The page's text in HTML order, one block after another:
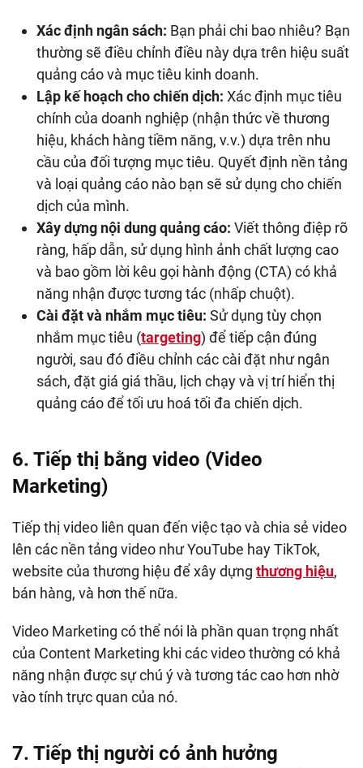
Xác định ngân sách: Bạn phải chi bao nhiêu? Bạn
thường sẽ điều chỉnh điều này dựa trên hiệu suất
quảng cáo và mục tiêu kinh doanh.
Lập kế hoạch cho chiến dịch: Xác định mục tiêu
chính của doanh nghiệp (nhận thức về thương
hiệu, khách hàng tiềm năng, v.v.) dựa trên nhu
cầu của đối tượng mục tiêu. Quyết định nền tảng
và loại quảng cáo nào bạn sẽ sử dụng cho chiến
dịch của mình.
Xây dựng nội dung quảng cáo: Viết thông điệp rõ
ràng, hấp dẫn, sử dụng hình ảnh chất lượng cao
và bao gồm lời kêu gọi hành động (CTA) có khả
năng nhận được tương tác (nhấp chuột).
Cài đặt và nhắm mục tiêu: Sử dụng tùy chọn
nhắm mục tiêu (targeting) để tiếp cận đúng
người, sau đó điều chỉnh các cài đặt như ngân
sách, đặt giá giá thầu, lịch chạy và vị trí hiển thị
quảng cáo để tối ưu hoá tối đa chiến dịch.
6. Tiếp thị bằng video (Video
Marketing)
Tiếp thị video liên quan đến việc tạo và chia sẻ video
lên các nền tảng video như YouTube hay TikTok,
website của thương hiệu để xây dựng thương hiệu,
bán hàng, và hơn thế nữa.
Video Marketing có thể nói là phần quan trọng nhất
của Content Marketing khi các video thường có khả
năng nhận được sự chú ý và tương tác cao hơn nhờ
vào tính trực quan của nó.
7. Tiếp thị người có ảnh hưởng